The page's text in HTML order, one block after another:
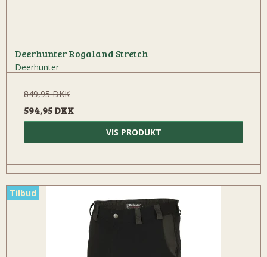
Deerhunter Rogaland Stretch
Deerhunter
849,95 DKK
594,95 DKK
VIS PRODUKT
Tilbud